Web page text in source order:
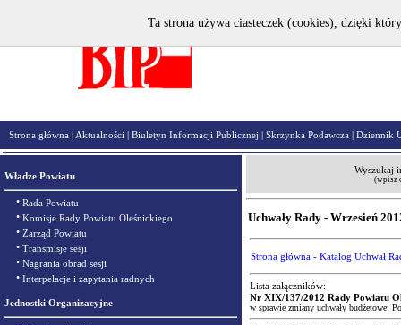
Strona główna | Aktualności | Biuletyn Informacji Publicznej | Skrzynka Podawcza | Dziennik
Władze Powiatu
• Rada Powiatu
• Komisje Rady Powiatu Oleśnickiego
• Zarząd Powiatu
• Transmisje sesji
• Nagrania obrad sesji
• Interpelacje i zapytania radnych
Jednostki Organizacyjne
Wyszukaj
(wpisz
Uchwały Rady - Wrzesień
Strona główna - Katalog Uchwał
Lista załączników:
Nr XIX/137/2012 Rady Powiatu
w sprawie zmiany uchwały budżetowej
Ta strona używa ciasteczek (cookies), dzięki